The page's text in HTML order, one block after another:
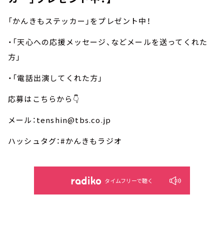
「かんきもステッカー」をプレゼント中！
・「天心への応援メッセージ、などメールを送ってくれた
方」
・「電話出演してくれた方」
応募はこちらから👇
メール：tenshin@tbs.co.jp
ハッシュタグ：#かんきもラジオ
タイムフリーで聴く